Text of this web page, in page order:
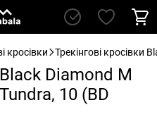
кросівки Трекінгові кросівки
Diamond M
10 (BD